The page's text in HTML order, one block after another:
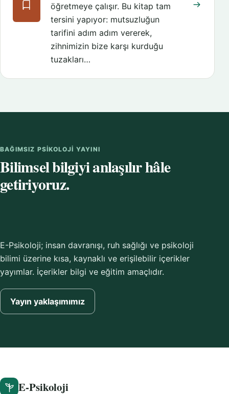
öğretmeye çalışır. Bu kitap tam
tersini yapıyor: mutsuzluğun
tarifini adım adım vererek,
zihnimizin bize karşı kurduğu
tuzakları…
BAĞIMSIZ PSIKOLOJI YAYINI
Bilimsel bilgiyi anlaşılır hâle
getiriyoruz.
E-Psikoloji; insan davranışı, ruh sağlığı ve psikoloji
bilimi üzerine kısa, kaynaklı ve erişilebilir içerikler
yayımlar. İçerikler bilgi ve eğitim amaçlıdır.
Yayın yaklaşımımız
E-Psikoloji